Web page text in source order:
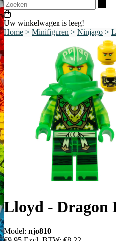
Uw winkelwagen is leeg!
Home > Minifiguren > Ninjago >
Lloyd - Dragon
Model: njo810